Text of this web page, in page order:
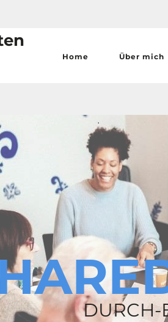
Home Über mich
DURCH-